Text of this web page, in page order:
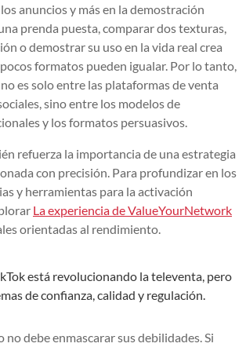
anuncios y más en la demostración
prenda puesta, comparar dos texturas,
o demostrar su uso en la vida real crea
formatos pueden igualar. Por lo tanto,
es solo entre las plataformas de venta
sino entre los modelos de
y los formatos persuasivos.
refuerza la importancia de una estrategia
con precisión. Para profundizar en los
y herramientas para la activación
La experiencia de ValueYourNetwork
orientadas al rendimiento.
está revolucionando la televenta, pero
de confianza, calidad y regulación.
no debe enmascarar sus debilidades. Si